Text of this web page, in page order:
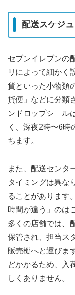
配送スケジ
セブンイレブンの
リによって細かく
貨といった小物類
貨便」などに分類
ンドロップシール
く、深夜2時〜6時
ちます。
また、配送センタ
タイミングは異な
ることがあります
時間が違う」のは
多くの店舗では、
保管され、担当ス
販売棚へと運びま
どかかるため、入
しくありません。